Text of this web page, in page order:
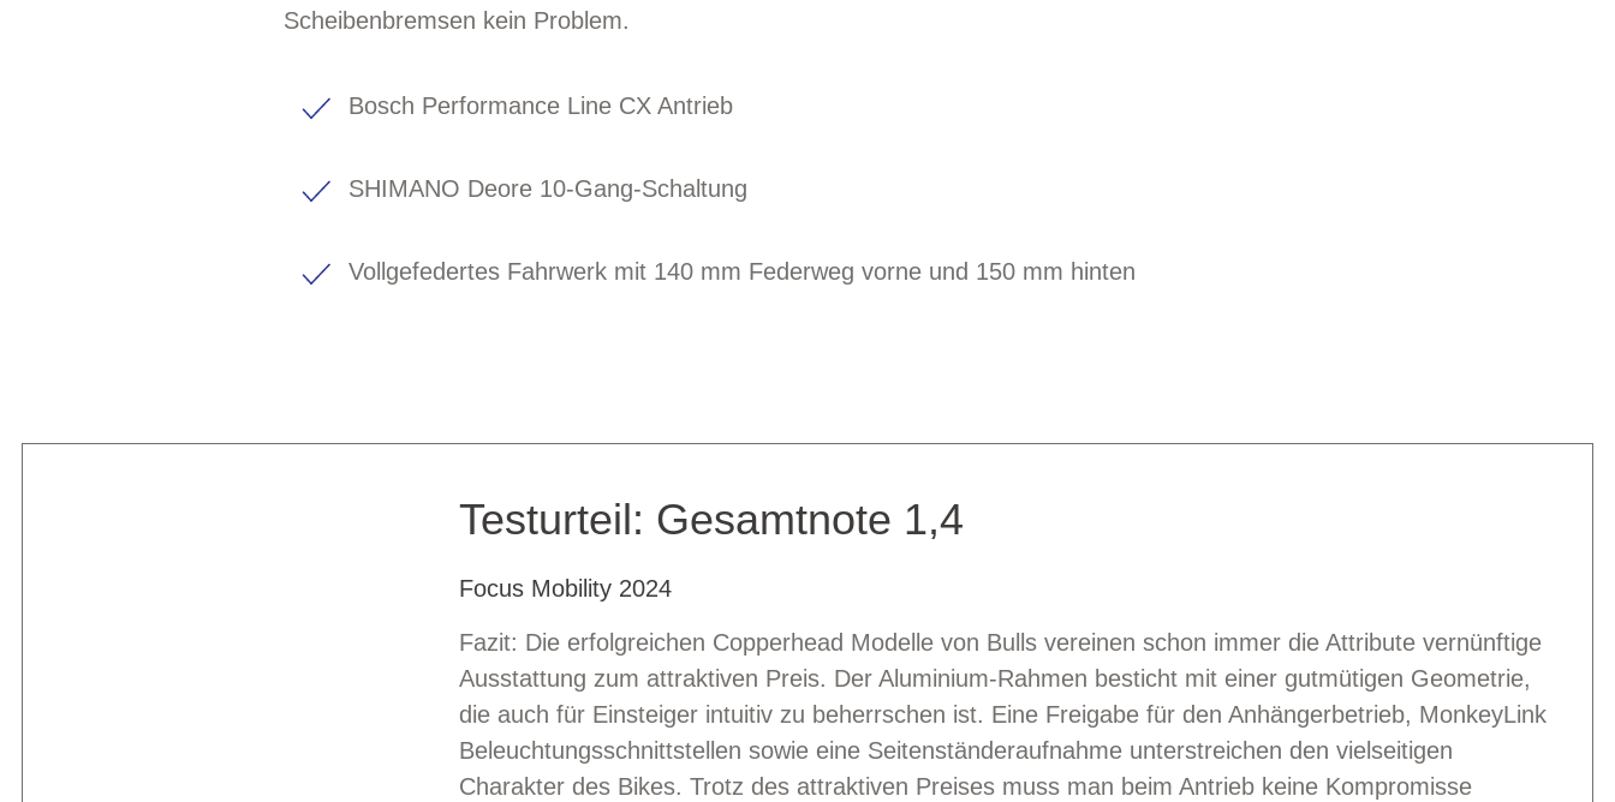
Scheibenbremsen kein Problem.
Bosch Performance Line CX Antrieb
SHIMANO Deore 10-Gang-Schaltung
Vollgefedertes Fahrwerk mit 140 mm Federweg vorne und 150 mm hinten
Testurteil: Gesamtnote 1,4
Focus Mobility 2024
Fazit: Die erfolgreichen Copperhead Modelle von Bulls vereinen schon immer die Attribute vernünftige
Ausstattung zum attraktiven Preis. Der Aluminium-Rahmen besticht mit einer gutmütigen Geometrie,
die auch für Einsteiger intuitiv zu beherrschen ist. Eine Freigabe für den Anhängerbetrieb, MonkeyLink
Beleuchtungsschnittstellen sowie eine Seitenständeraufnahme unterstreichen den vielseitigen
Charakter des Bikes. Trotz des attraktiven Preises muss man beim Antrieb keine Kompromisse